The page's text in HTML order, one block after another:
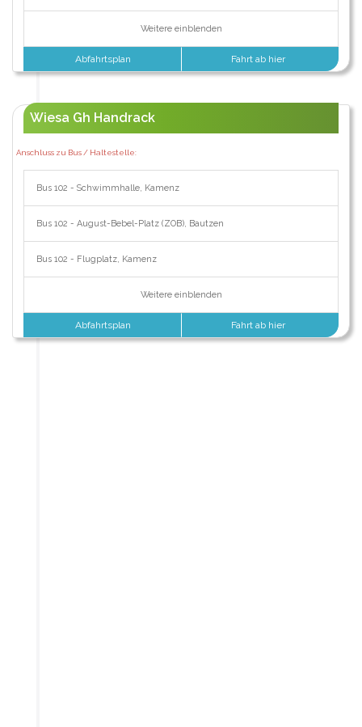
Weitere einblenden
Abfahrtsplan Fahrt ab hier
Wiesa Gh Handrack
Anschluss zu Bus / Haltestelle:
Bus 102 - Schwimmhalle, Kamenz
Bus 102 - August-Bebel-Platz (ZOB), Bautzen
Bus 102 - Flugplatz, Kamenz
Weitere einblenden
Abfahrtsplan Fahrt ab hier